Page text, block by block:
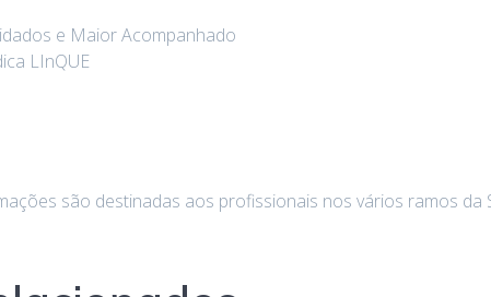
e Maior Acompanhado
LInQUE
são destinadas aos profissionais nos vários ramos da